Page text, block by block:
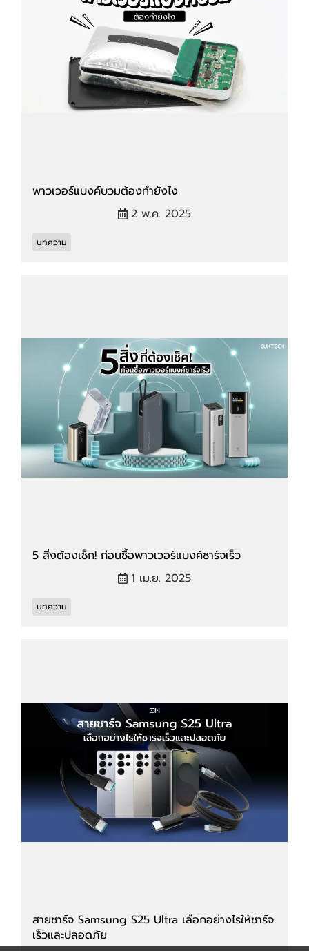
พาวเวอร์แบงค์บวมต้องทำยังไง
2 พ.ค. 2025
บทความ
5 สิ่งต้องเช็ก! ก่อนซื้อพาวเวอร์แบงค์ชาร์จเร็ว
1 เม.ย. 2025
บทความ
สายชาร์จ Samsung S25 Ultra เลือกอย่างไรให้ชาร์จ
เร็วและปลอดภัย